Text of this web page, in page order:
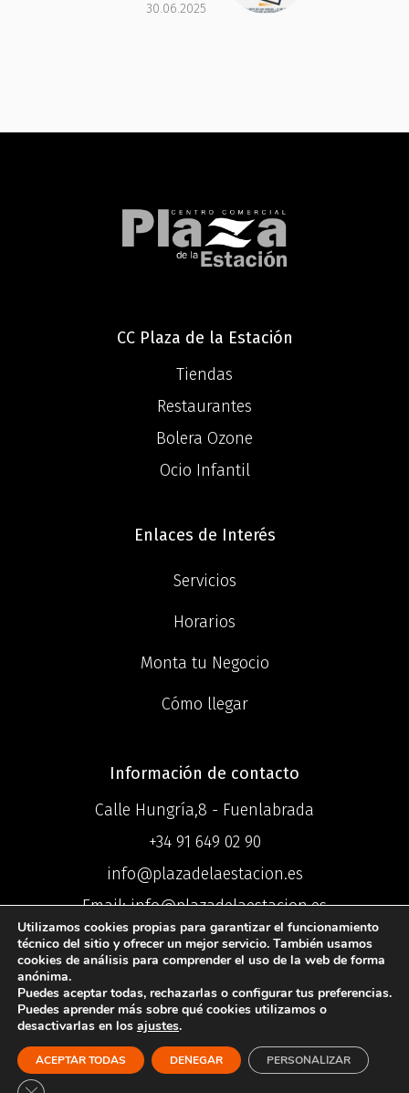
30.06.2025
CC Plaza de la Estación
Tiendas
Restaurantes
Bolera Ozone
Ocio Infantil
Enlaces de Interés
Servicios
Horarios
Monta tu Negocio
Cómo llegar
Información de contacto
Calle Hungría,8 - Fuenlabrada
+34 91 649 02 90
info@plazadelaestacion.es
Email: info@plazadelaestacion.es
©2025 Centro
Comercial Plaza de la Estación ®
Política de PrivacidadIPolítica de
Utilizamos cookies propias para garantizar el funcionamiento
técnico del sitio y ofrecer un mejor servicio. También usamos
cookies de análisis para comprender el uso de la web de forma
anónima.
Puedes aceptar todas, rechazarlas o configurar tus preferencias.
Puedes aprender más sobre qué cookies utilizamos o
desactivarlas en los ajustes.
ACEPTAR TODAS DENEGAR PERSONALIZAR
Cerrar el banner de cookies RGPD